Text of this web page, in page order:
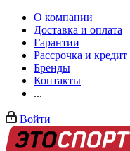
О компании
Доставка и оплата
Гарантии
Рассрочка и кредит
Бренды
Контакты
...
Войти